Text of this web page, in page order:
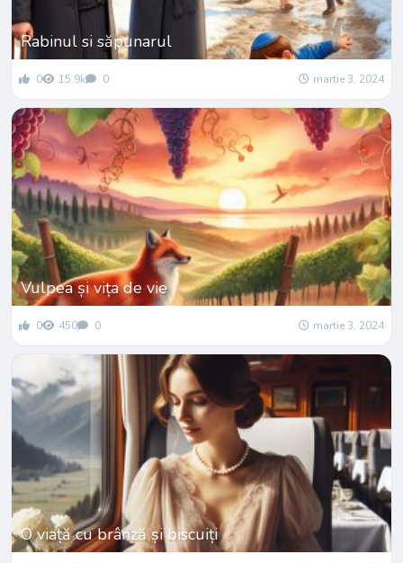
Rabinul si săpunarul
0 15.9k 0 martie 3, 2024
Vulpea și vița de vie
0 450 0 martie 3, 2024
O viață cu brânză și biscuiți